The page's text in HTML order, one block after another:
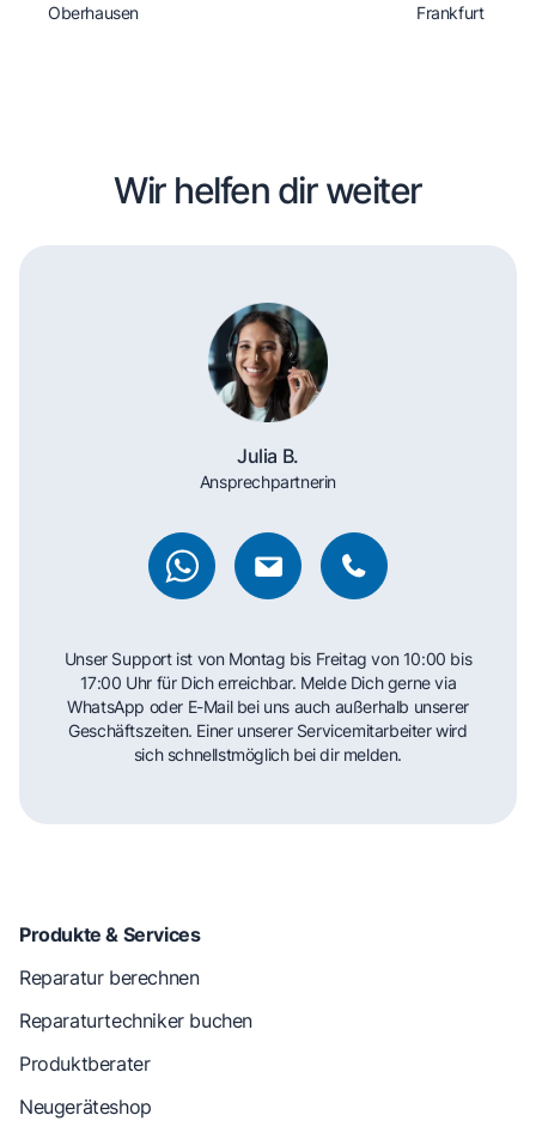
Oberhausen Frankfurt
Wir helfen dir weiter
Julia B.
Ansprechpartnerin
Unser Support ist von Montag bis Freitag von 10:00 bis
17:00 Uhr für Dich erreichbar. Melde Dich gerne via
WhatsApp oder E-Mail bei uns auch außerhalb unserer
Geschäftszeiten. Einer unserer Servicemitarbeiter wird
sich schnellstmöglich bei dir melden.
Produkte & Services
Reparatur berechnen
Reparaturtechniker buchen
Produktberater
Neugeräteshop